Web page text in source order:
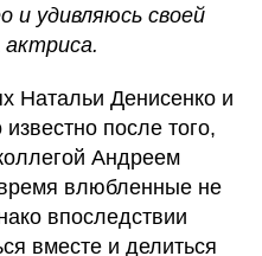
и удивляюсь своей
Натальи Денисенко и
после того,
Андреем
влюбленные не
впоследствии
вместе и делиться